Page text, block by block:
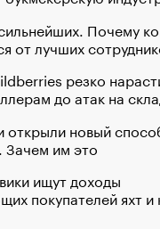
Почему
от лучших
резко
до атак на
открыли новый
Зачем им это
ищут доходы
покупателей яхт и